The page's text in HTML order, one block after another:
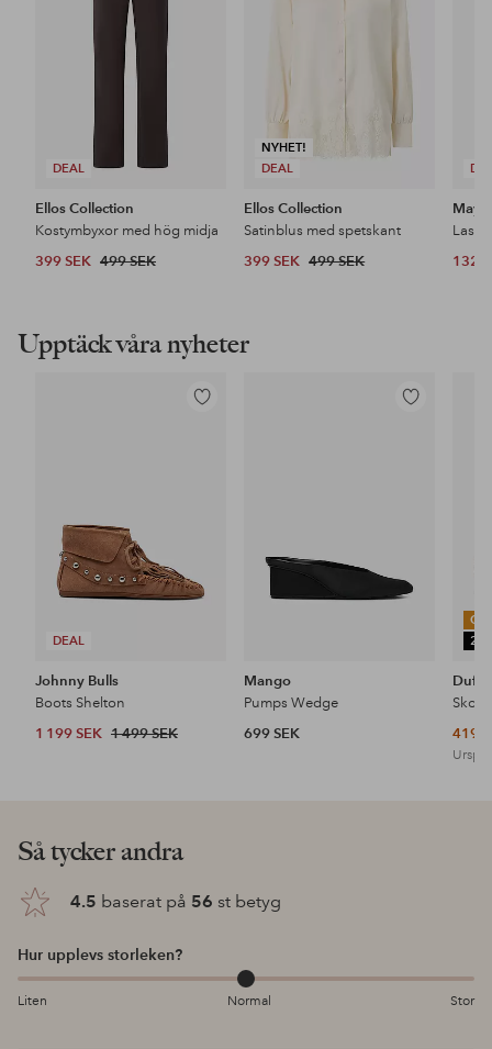
DEAL
Ellos Collection
Kostymbyxor med hög midja
399 SEK 499 SEK
NYHET!
DEAL
Ellos Collection
Satinblus med spetskant
399 SEK 499 SEK 132
Upptäck våra nyheter
DEAL
Lägg
Johnny Bulls
Boots Shelton
1 199 SEK 1 499 SEK
Lägg
Mango
Pumps Wedge
699 SEK
Duffy
Skor
419
Så tycker andra
4.5 baserat på 56 st betyg
Hur upplevs storleken?
Liten Normal Stor